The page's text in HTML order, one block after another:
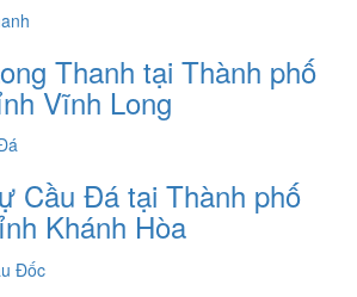
Thanh tại Thành phố
Vĩnh Long
Cầu Đá tại Thành phố
Khánh Hòa